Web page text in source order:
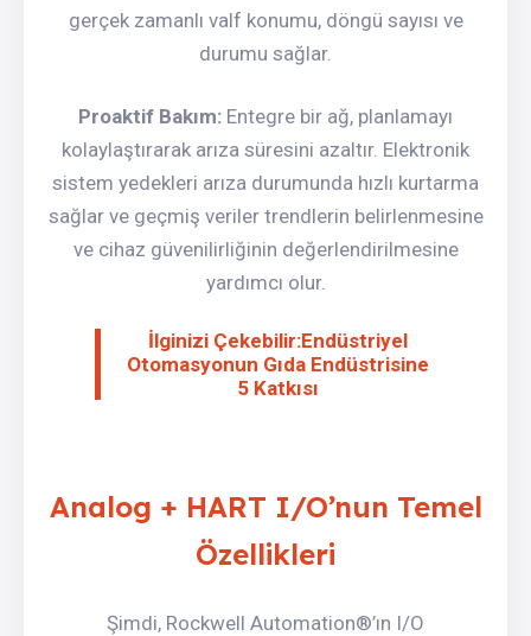
gerçek zamanlı valf konumu, döngü sayısı ve
durumu sağlar.
Proaktif Bakım: Entegre bir ağ, planlamayı
kolaylaştırarak arıza süresini azaltır. Elektronik
sistem yedekleri arıza durumunda hızlı kurtarma
sağlar ve geçmiş veriler trendlerin belirlenmesine
ve cihaz güvenilirliğinin değerlendirilmesine
yardımcı olur.
İlginizi Çekebilir:Endüstriyel
Otomasyonun Gıda Endüstrisine
5 Katkısı
Analog + HART I/O’nun Temel
Özellikleri
Şimdi, Rockwell Automation®’ın I/O